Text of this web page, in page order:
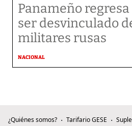
Panameño
ser desvinculado
militares rusas
NACIONAL
¿Quiénes somos? Tarifario GESE